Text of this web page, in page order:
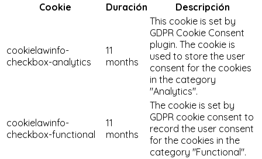
Cookie
Duración Descripción
cookielawinfo-
checkbox-analytics
11
months
This cookie is set by
GDPR Cookie Consent
plugin. The cookie is
used to store the user
consent for the cookies
in the category
"Analytics".
cookielawinfo-
checkbox-functional
11
months
The cookie is set by
GDPR cookie consent to
record the user consent
for the cookies in the
category "Functional".